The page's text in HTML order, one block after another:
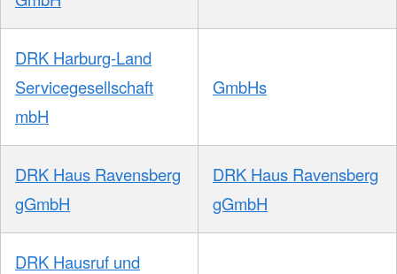
DRK Harburg-Land
Servicegesellschaft
mbH
GmbHs
DRK Haus Ravensberg
gGmbH
DRK Haus Ravensberg
gGmbH
DRK Hausruf und